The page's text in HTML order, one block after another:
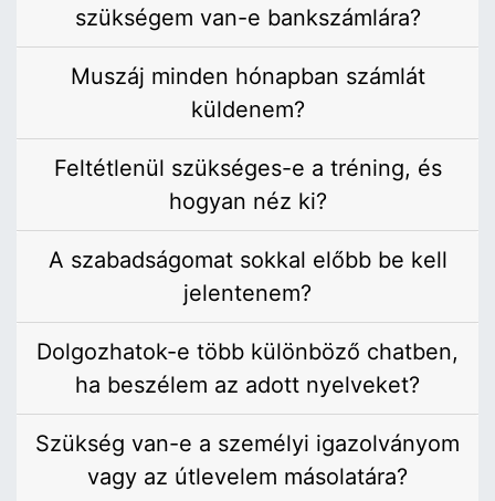
szükségem van-e bankszámlára?
Muszáj minden hónapban számlát
küldenem?
Feltétlenül szükséges-e a tréning, és
hogyan néz ki?
A szabadságomat sokkal előbb be kell
jelentenem?
Dolgozhatok-e több különböző chatben,
ha beszélem az adott nyelveket?
Szükség van-e a személyi igazolványom
vagy az útlevelem másolatára?